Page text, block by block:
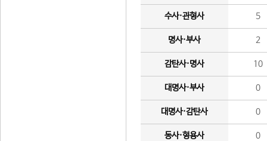
수사·관형사 5
명사·부사 2
감탄사·명사 10
대명사·부사 0
대명사·감탄사 0
동사·형용사 0